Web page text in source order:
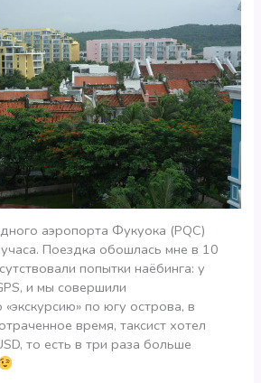
аэропорта Фукуока (PQC)
Поездка обошлась мне в 10
попытки наёбинга: у
и мы совершили
по югу острова, в
время, таксист хотел
то есть в три раза больше